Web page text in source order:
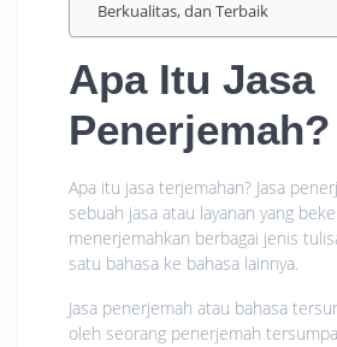
Berkualitas, dan Terbaik
Apa Itu Jasa
Penerjemah?
Apa itu jasa terjemahan? Jasa
sebuah jasa atau layanan yang
menerjemahkan berbagai jenis
satu bahasa ke bahasa lainnya.
Jasa penerjemah atau bahasa
oleh seorang penerjemah